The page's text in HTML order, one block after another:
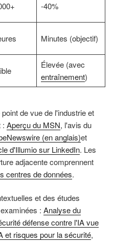
-40%
Minutes (objectif)
Élevée (avec
entraînement)
de vue de l'industrie et
: Aperçu du MSN, l'avis du
(en anglais)et
d'Illumio sur LinkedIn. Les
adjacente comprennent
centres de données.
et des études
: Analyse du
défense contre l'IA vue
et risques pour la sécurité,